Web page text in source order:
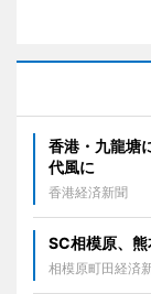
香港・九龍塘
代風に
香港経済新聞
SC相模原、
相模原町田経済